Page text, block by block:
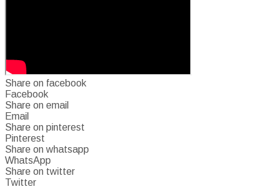
Share on facebook
Facebook
Share on email
Email
Share on pinterest
Pinterest
Share on whatsapp
WhatsApp
Share on twitter
Twitter